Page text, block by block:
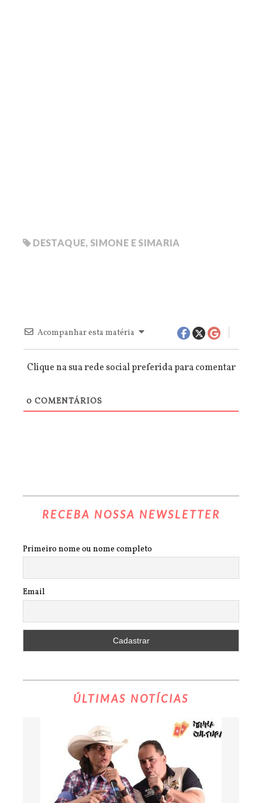
DESTAQUE, SIMONE E SIMARIA
Acompanhar esta matéria
Clique na sua rede social preferida para comentar
0 COMENTÁRIOS
RECEBA NOSSA NEWSLETTER
Primeiro nome ou nome completo
Email
ÚLTIMAS NOTÍCIAS